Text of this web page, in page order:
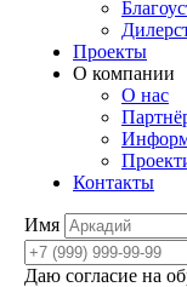
Проекты
О компании
О нас
Контакты
Имя
Даю согласие на